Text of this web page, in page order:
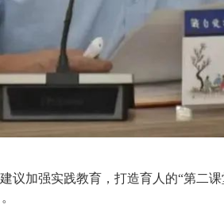
议加强实践教育，打造育人的“第二